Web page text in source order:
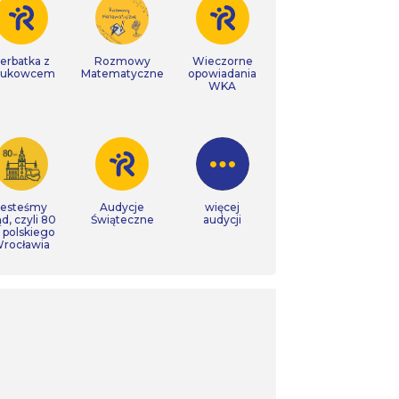
z
Rozmowy
Matematyczne
Wieczorne
opowiadania
WKA
czyli 80
polskiego
Audycje
Świąteczne
więcej
audycji